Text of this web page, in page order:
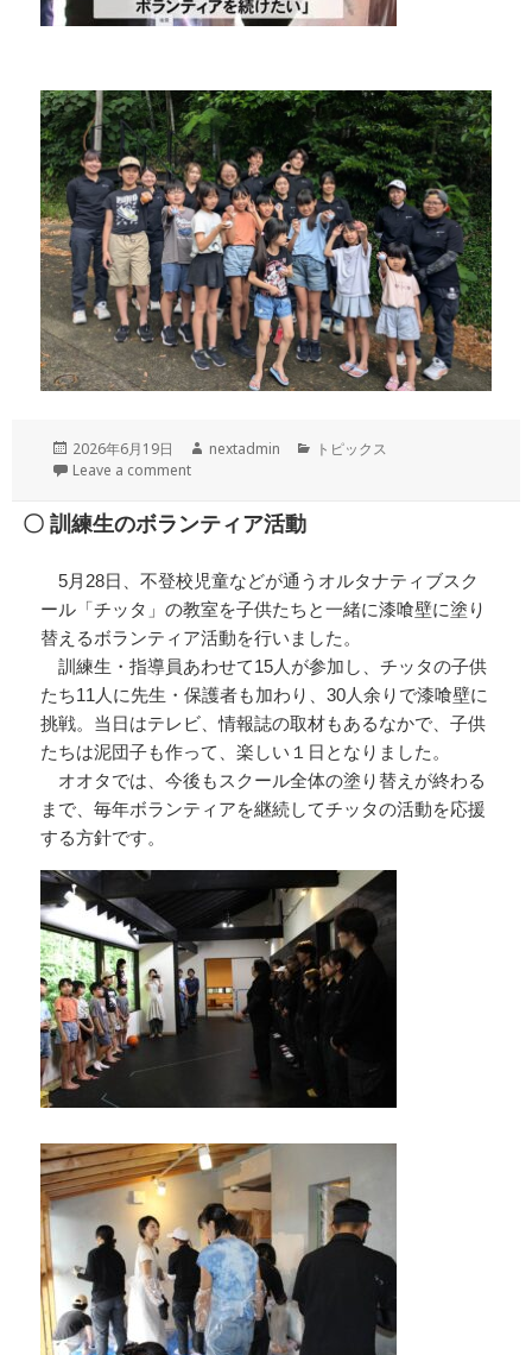
投
稿
2026年6月19日
作
nextadmin
カ
トピックス
Leave a comment
〇 訓練生のボランティア活動
5月28日、不登校児童などが通うオルタナティブスク
ール「チッタ」の教室を子供たちと一緒に漆喰壁に塗り
替えるボランティア活動を行いました。
訓練生・指導員あわせて15人が参加し、チッタの子供
たち11人に先生・保護者も加わり、30人余りで漆喰壁に
挑戦。当日はテレビ、情報誌の取材もあるなかで、子供
たちは泥団子も作って、楽しい１日となりました。
オオタでは、今後もスクール全体の塗り替えが終わる
まで、毎年ボランティアを継続してチッタの活動を応援
する方針です。